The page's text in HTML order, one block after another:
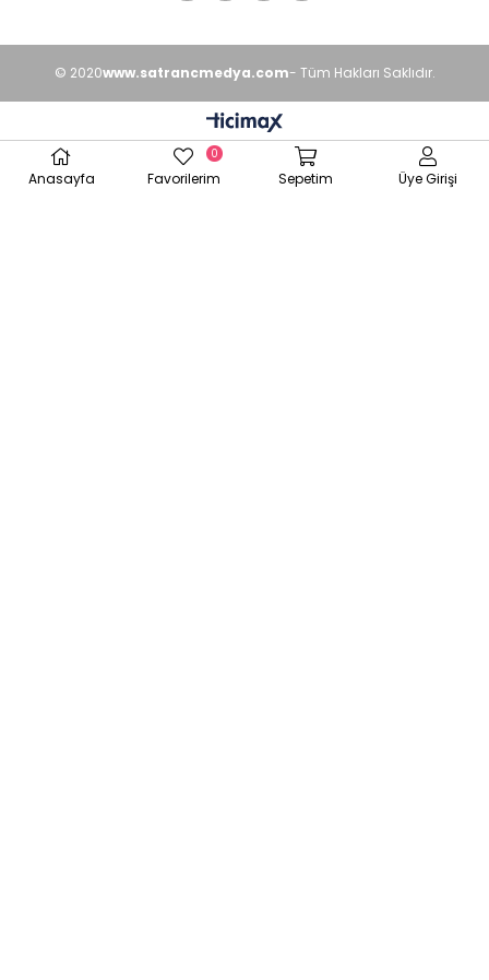
© 2020www.satrancmedya.com- Tüm Hakları Saklıdır.
Anasayfa Favorilerim
0
Sepetim Üye Girişi